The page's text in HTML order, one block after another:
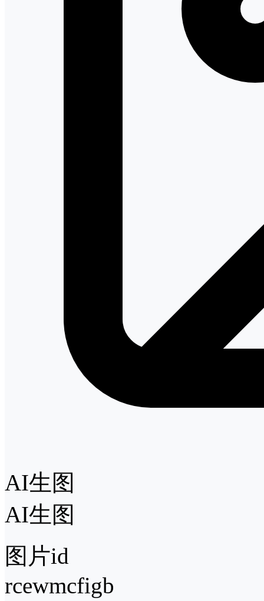
AI生图
AI生图
图片id
rcewmcfigb